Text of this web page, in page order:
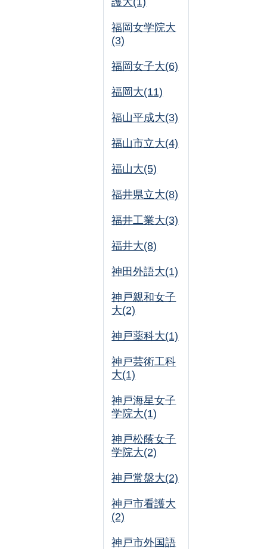
福岡女学院大
(3)
福岡女子大(6)
福岡大(11)
福山平成大(3)
福山市立大(4)
福山大(5)
福井県立大(8)
福井工業大(3)
福井大(8)
神田外語大(1)
神戸親和女子
大(2)
神戸薬科大(1)
神戸芸術工科
大(1)
神戸海星女子
学院大(1)
神戸松蔭女子
学院大(2)
神戸常盤大(2)
神戸市看護大
(2)
神戸市外国語